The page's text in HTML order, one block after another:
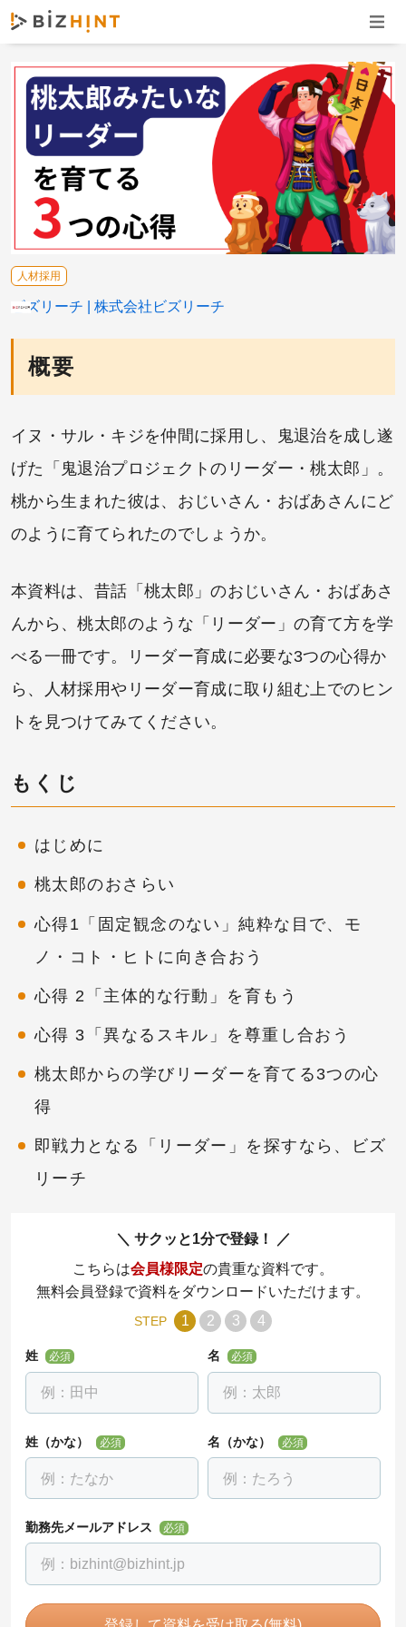
ナビ
概要
イヌ・サル・キジを仲間に採用し、鬼退治を成し遂
げた「鬼退治プロジェクトのリーダー・桃太郎」。
桃から生まれた彼は、おじいさん・おばあさんにど
のように育てられたのでしょうか。
本資料は、昔話「桃太郎」のおじいさん・おばあさ
んから、桃太郎のような「リーダー」の育て方を学
べる一冊です。リーダー育成に必要な3つの心得か
ら、人材採用やリーダー育成に取り組む上でのヒン
トを見つけてみてください。
もくじ
はじめに
桃太郎のおさらい
心得1「固定観念のない」純粋な目で、モ
ノ・コト・ヒトに向き合おう
心得 2「主体的な行動」を育もう
心得 3「異なるスキル」を尊重し合おう
桃太郎からの学びリーダーを育てる3つの心
得
即戦力となる「リーダー」を探すなら、ビズ
リーチ
人材採用
ビズリーチ 株式会社ビズリーチ
サクッと1分で登録！
こちらは会員様限定の貴重な資料です。
無料会員登録で資料をダウンロードいただけます。
STEP 1 2 3 4
姓 必須 名 必須
姓（かな） 必須 名（かな） 必須
勤務先メールアドレス 必須